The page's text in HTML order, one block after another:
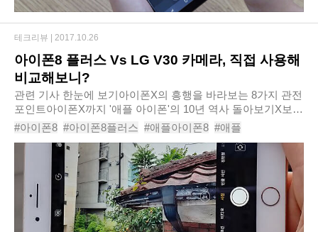
아이폰8 플러스 Vs LG V30 카메라, 직접 사용해
비교해보니?
관련 기사 한눈에 보기아이폰X의 흥행을 바라보는 8가지 관전
포인트아이폰X까지 '애플 아이폰'의 10년 역사 돌아보기X보다
먼저 도착한 '아이폰8 플러스' 리얼 개봉 후기직접 사용해본 아
이폰8 특화 기능, 아이폰7과 얼마나 다..
#아이폰8 #아이폰8플러스 #애플아이폰8 #애플
#아이폰8카메라 #아이폰8사진 #V30 #LGV30
#갤럭시노트8 #듀얼카메라
테크리뷰 | 2017.10.26